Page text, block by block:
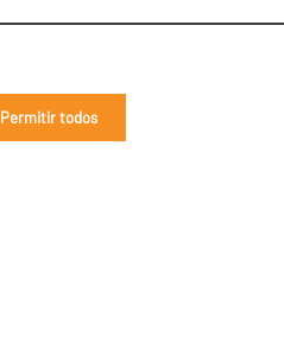
Permitir todos